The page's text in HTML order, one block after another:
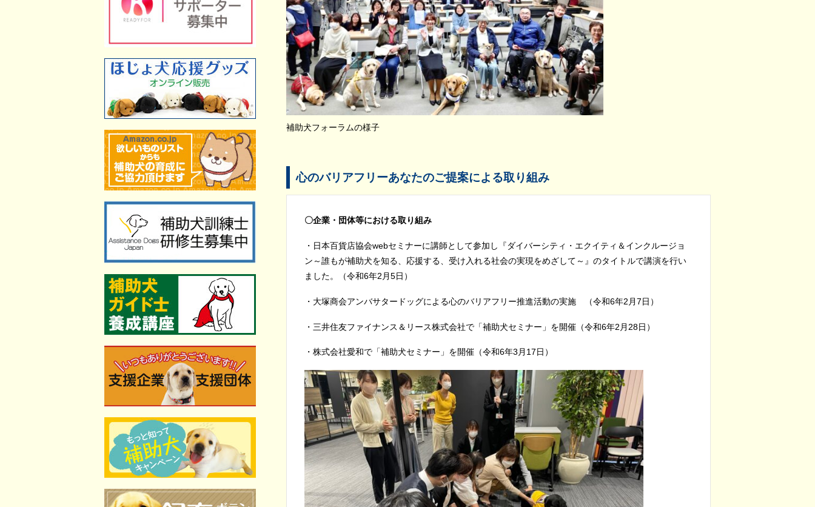
補助犬フォーラムの様子
心のバリアフリーあなたのご提案による取り組み
〇企業・団体等における取り組み
・日本百貨店協会webセミナーに講師として参加し『ダイバーシティ・エクイティ＆インクルージョ
ン～誰もが補助犬を知る、応援する、受け入れる社会の実現をめざして～』のタイトルで講演を行い
ました。（令和6年2月5日）
・大塚商会アンバサタードッグによる心のバリアフリー推進活動の実施 （令和6年2月7日）
・三井住友ファイナンス＆リース株式会社で「補助犬セミナー」を開催（令和6年2月28日）
・株式会社愛和で「補助犬セミナー」を開催（令和6年3月17日）